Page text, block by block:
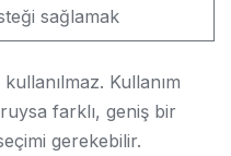
sağlamak
Kullanım
farklı, geniş bir
gerekebilir.